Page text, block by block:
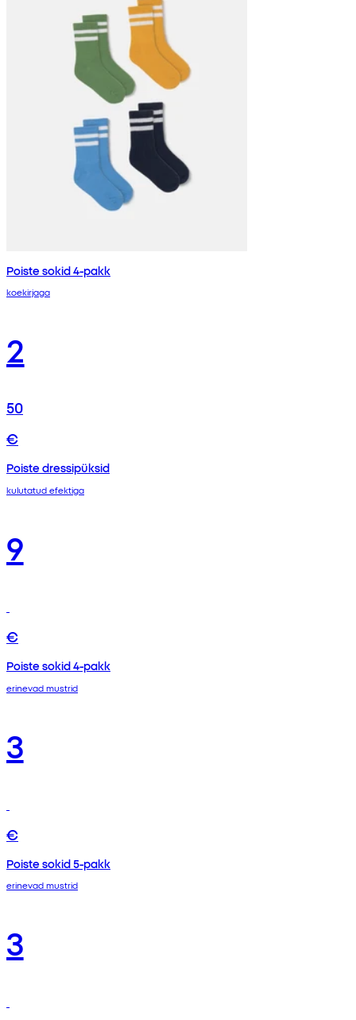
Poiste sokid 4-pakk
koekirjaga
2
50
€
Poiste dressipüksid
kulutatud efektiga
9
€
Poiste sokid 4-pakk
erinevad mustrid
3
€
Poiste sokid 5-pakk
erinevad mustrid
3